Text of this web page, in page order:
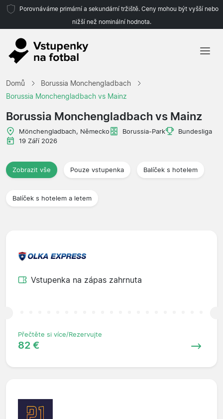
Porovnáváme primární a sekundární tržiště. Ceny mohou být vyšší nebo
nižší než nominální hodnota.
Týmy
Ligy
Cestovní kanceláře
Domů
Borussia Monchengladbach
Borussia Monchengladbach vs Mainz
Borussia Monchengladbach vs Mainz
Mönchengladbach, Německo Borussia-Park
Bundesliga
19 Září 2026
Zobrazit vše Pouze vstupenka Balíček s hotelem
Balíček s hotelem a letem
Vstupenka na zápas zahrnuta
Přečtěte si více/Rezervujte
82 €